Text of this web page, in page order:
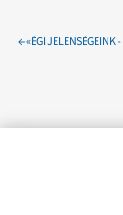
←«ÉGI JELENSÉGEINK